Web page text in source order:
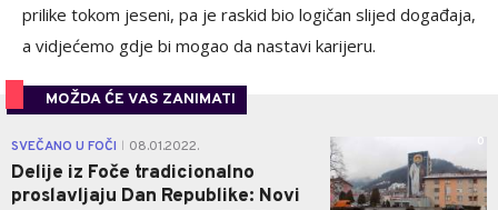
prilike tokom jeseni, pa je raskid bio logičan slijed događaja,
a vidjećemo gdje bi mogao da nastavi karijeru.
MOŽDA ĆE VAS ZANIMATI
SVEČANO U FOČI 08.01.2022.
Delije iz Foče tradicionalno
proslavljaju Dan Republike: Novi
0